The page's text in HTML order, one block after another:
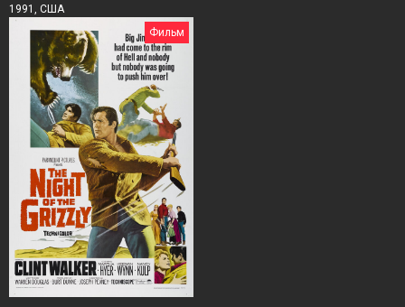
1991, США
Фильм